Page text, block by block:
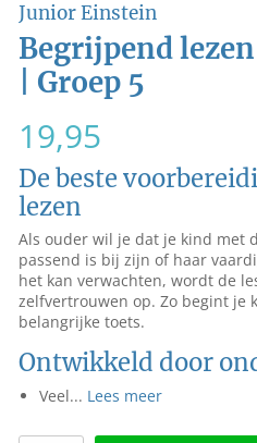
Junior Einstein
Begrijpend
| Groep 5
19,95
De beste
lezen
Als ouder wil je dat je kind met
passend is bij zijn of haar
het kan verwachten, wordt de
zelfvertrouwen op. Zo begint je
belangrijke toets.
Ontwikkeld door
Veel... Lees meer